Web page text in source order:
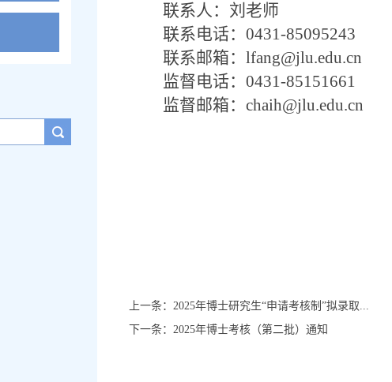
联系人：刘老师
联系电话： 0431-85095243
联系邮箱： lfang@jlu.edu.cn
监督电话： 0431-85151661
监督邮箱： chaih@jlu.edu.cn
上一条： 2025年博士研究生“申请考核制”拟录取...
下一条： 2025年博士考核（第二批）通知